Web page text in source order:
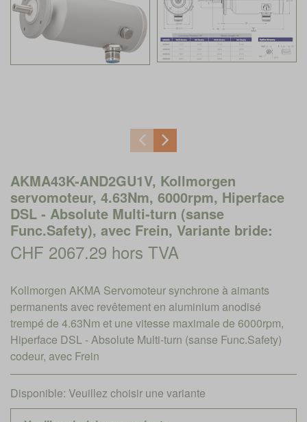
AKMA43K-AND2GU1V, Kollmorgen
servomoteur, 4.63Nm, 6000rpm, Hiperface
DSL - Absolute Multi-turn (sanse
Func.Safety), avec Frein, Variante bride:
CHF 2067.29 hors TVA
Kollmorgen AKMA Servomoteur synchrone à aimants
permanents avec revêtement en aluminium anodisé
trempé de 4.63Nm et une vitesse maximale de 6000rpm,
Hiperface DSL - Absolute Multi-turn (sanse Func.Safety)
codeur, avec Frein
Disponible: Veuillez choisir une variante